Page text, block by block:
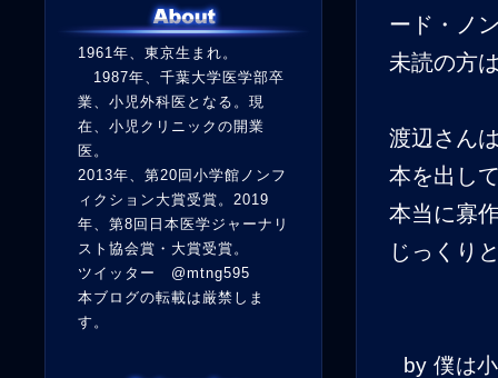
1961年、東京生まれ。
1987年、千葉大学医学部卒
業、小児外科医となる。現
在、小児クリニックの開業
医。
2013年、第20回小学館ノンフ
ィクション大賞受賞。2019
年、第8回日本医学ジャーナリ
スト協会賞・大賞受賞。
ツイッター @mtng595
本ブログの転載は厳禁しま
す。
ード・ノ
未読の方
渡辺さん
本を出し
本当に寡
じっくり
by 僕は